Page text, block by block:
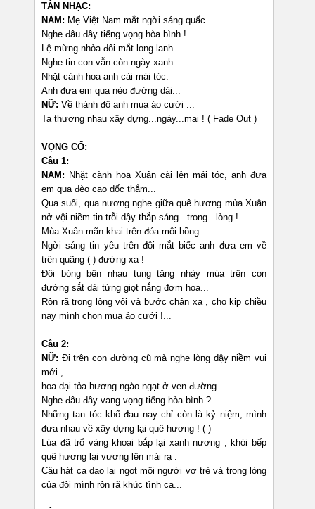
TÂN NHẠC:
NAM: Mẹ Việt Nam mắt ngời sáng quấc .
Nghe đâu đây tiếng vọng hòa bình !
Lệ mừng nhòa đôi mắt long lanh.
Nghe tin con vẫn còn ngày xanh .
Nhặt cành hoa anh cài mái tóc.
Anh đưa em qua nẻo đường dài...
NỮ: Về thành đô anh mua áo cưới ...
Ta thương nhau xây dựng...ngày...mai ! ( Fade Out )
VỌNG CỔ:
Câu 1:
NAM: Nhặt cành hoa Xuân cài lên mái tóc, anh đưa
em qua đèo cao dốc thẳm...
Qua suối, qua nương nghe giữa quê hương mùa Xuân
nở vội niềm tin trỗi dậy thắp sáng...trong...lòng !
Mùa Xuân mãn khai trên đóa môi hồng .
Ngời sáng tin yêu trên đôi mắt biếc anh đưa em về
trên quãng (-) đường xa !
Đôi bóng bên nhau tung tăng nhảy múa trên con
đường sắt dài từng giọt nắng đơm hoa...
Rộn rã trong lòng vội vả bước chân xa , cho kịp chiều
nay mình chọn mua áo cưới !...
Câu 2:
NỮ: Đi trên con đường cũ mà nghe lòng dậy niềm vui
mới ,
hoa dại tỏa hương ngào ngạt ở ven đường .
Nghe đâu đây vang vọng tiếng hòa bình ?
Những tan tóc khổ đau nay chỉ còn là kỷ niệm, mình
đưa nhau về xây dựng lại quê hương ! (-)
Lúa đã trổ vàng khoai bắp lại xanh nương , khói bếp
quê hương lại vương lên mái rạ .
Câu hát ca dao lại ngọt môi người vợ trẻ và trong lòng
của đôi mình rộn rã khúc tình ca...